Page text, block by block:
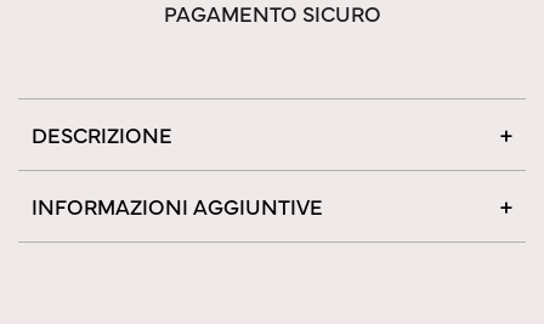
PAGAMENTO SICURO
DESCRIZIONE
INFORMAZIONI AGGIUNTIVE